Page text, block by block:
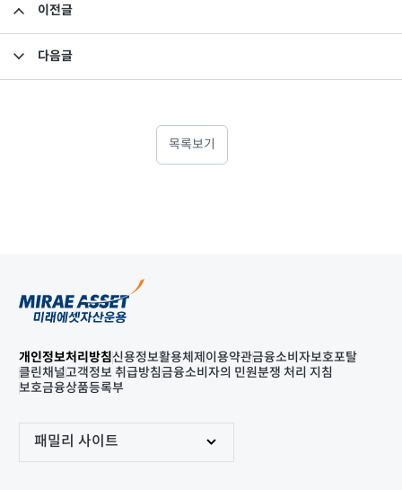
이전글
다음글
목록보기
개인정보처리방침신용정보활용체제 이용약관금융소비자보호포탈
클린채널고객정보 취급방침금융소비자의 민원분쟁 처리 지침
보호금융상품등록부
패밀리 사이트